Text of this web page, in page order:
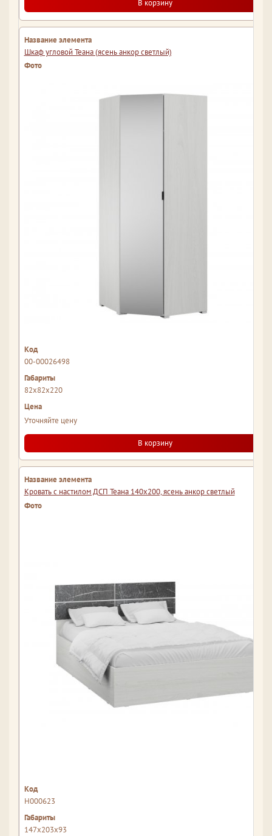
В корзину
Шкаф угловой Теана (ясень анкор светлый)
00-00026498
82x82x220
Уточняйте цену
В корзину
Кровать с настилом ДСП Теана 140х200, ясень анкор светлый
Н000623
147x203x93